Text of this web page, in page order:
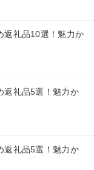
返礼品10選！魅力か
返礼品5選！魅力か
返礼品5選！魅力か